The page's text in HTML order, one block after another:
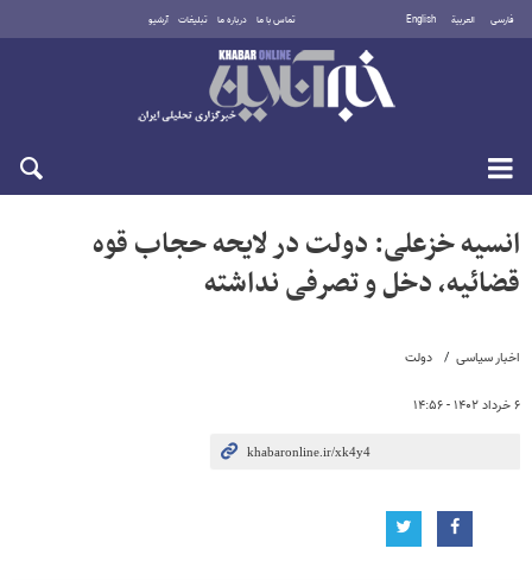
فارسی العربية English تماس با ما درباره ما تبلیغات آرشیو
شنبه ۱۷ مرداد ۱۴۰۵
اخبار سیاسی دولت
۶ خرداد ۱۴۰۲ - ۱۴:۵۶
انسیه خزعلی: دولت در لایحه حجاب قوه
قضائیه، دخل و تصرفی نداشته